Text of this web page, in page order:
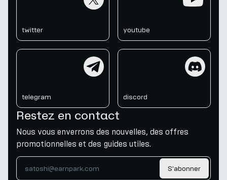
twitter youtube
telegram discord
Restez en contact
Nous vous enverrons des nouvelles, des offres
promotionnelles et des guides utiles.
S'abonner